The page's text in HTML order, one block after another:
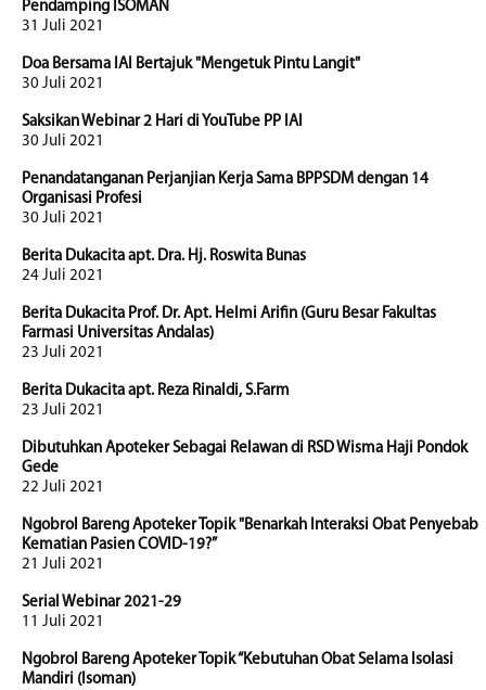
Pendamping ISOMAN
31 Juli 2021
Doa Bersama IAI Bertajuk "Mengetuk Pintu Langit"
30 Juli 2021
Saksikan Webinar 2 Hari di YouTube PP IAI
30 Juli 2021
Penandatanganan Perjanjian Kerja Sama BPPSDM dengan 14
Organisasi Profesi
30 Juli 2021
Berita Dukacita apt. Dra. Hj. Roswita Bunas
24 Juli 2021
Berita Dukacita Prof. Dr. Apt. Helmi Arifin (Guru Besar Fakultas
Farmasi Universitas Andalas)
23 Juli 2021
Berita Dukacita apt. Reza Rinaldi, S.Farm
23 Juli 2021
Dibutuhkan Apoteker Sebagai Relawan di RSD Wisma Haji Pondok
Gede
22 Juli 2021
Ngobrol Bareng Apoteker Topik "Benarkah Interaksi Obat Penyebab
Kematian Pasien COVID-19?”
21 Juli 2021
Serial Webinar 2021-29
11 Juli 2021
Ngobrol Bareng Apoteker Topik “Kebutuhan Obat Selama Isolasi
Mandiri (Isoman)